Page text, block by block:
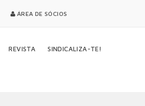
ÁREA DE SÓCIOS
REVISTA SINDICALIZA-TE!